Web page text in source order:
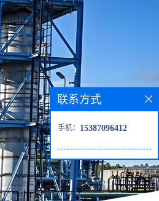
联系方式
手机： 15387096412